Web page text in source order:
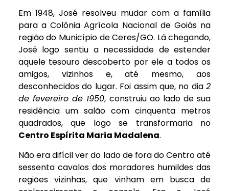
Em 1948, José resolveu mudar com a família
para a Colônia Agrícola Nacional de Goiás na
região do Município de Ceres/GO. Lá chegando,
José logo sentiu a necessidade de estender
aquele tesouro descoberto por ele a todos os
amigos, vizinhos e, até mesmo, aos
desconhecidos do lugar. Foi assim que, no dia2
de fevereiro de 1950, construiu ao lado de sua
residência um salão com cinquenta metros
quadrados, que logo se transformaria no
Centro Espírita Maria Madalena.
Não era difícil ver do lado de fora do Centro até
sessenta cavalos dos moradores humildes das
regiões vizinhas, que vinham em busca de